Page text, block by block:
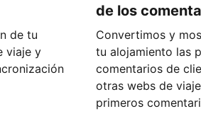
de tu
viaje y
de los
Convertimos y
tu alojamiento las
comentarios de
otras webs de
primeros